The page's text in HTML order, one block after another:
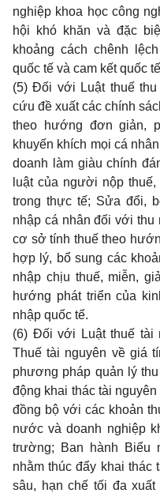
nghiệp khoa học công
hội khó khăn và đặc
khoảng cách chênh
quốc tế và cam kết quốc
(5) Đối với Luật thuế thu
cứu đề xuất các chính
theo hướng đơn giản,
khuyến khích mọi cá
doanh làm giàu chính
luật của người nộp
trong thực tế; Sửa đổi,
nhập cá nhân đối với
cơ sở tính thuế theo
hợp lý, bổ sung các
nhập chịu thuế, miễn,
hướng phát triển của
nhập quốc tế.
(6) Đối với Luật thuế tài
Thuế tài nguyên về giá
phương pháp quản lý
động khai thác tài
đồng bộ với các khoản
nước và doanh nghiệp
trường; Ban hành Biểu
nhằm thúc đẩy khai thác
sâu, hạn chế tối đa